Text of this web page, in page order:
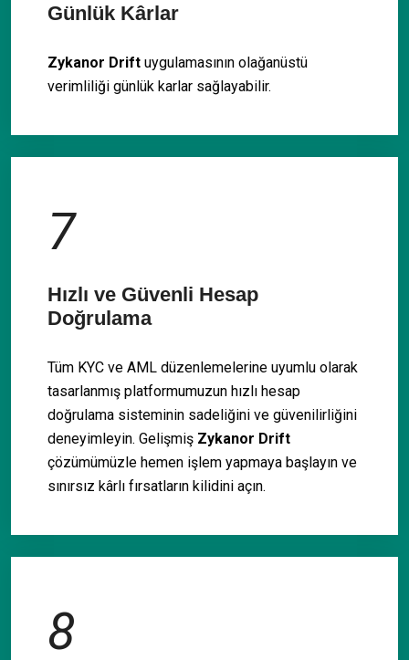
Günlük Kârlar
Zykanor Drift uygulamasının olağanüstü
verimliliği günlük karlar sağlayabilir.
7
Hızlı ve Güvenli Hesap
Doğrulama
Tüm KYC ve AML düzenlemelerine uyumlu olarak
tasarlanmış platformumuzun hızlı hesap
doğrulama sisteminin sadeliğini ve güvenilirliğini
deneyimleyin. Gelişmiş Zykanor Drift
çözümümüzle hemen işlem yapmaya başlayın ve
sınırsız kârlı fırsatların kilidini açın.
8